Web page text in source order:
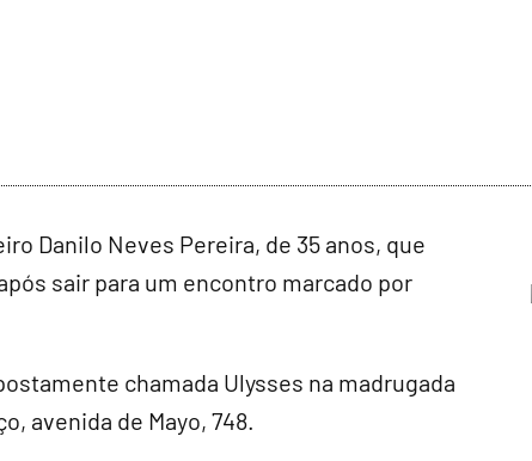
Danilo Neves Pereira, de 35 anos, que
sair para um encontro marcado por
chamada Ulysses na madrugada
avenida de Mayo, 748.